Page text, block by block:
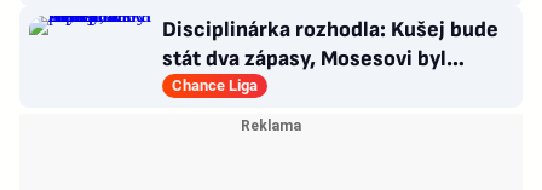
Disciplinárka rozhodla: Kušej bude
stát dva zápasy, Mosesovi byl
prominut zbytek trestu
Chance Liga